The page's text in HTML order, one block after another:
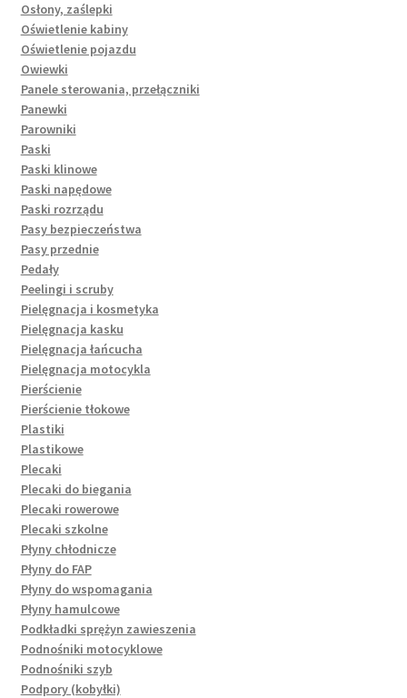
Osłony, zaślepki
Oświetlenie kabiny
Oświetlenie pojazdu
Owiewki
Panele sterowania, przełączniki
Panewki
Parowniki
Paski
Paski klinowe
Paski napędowe
Paski rozrządu
Pasy bezpieczeństwa
Pasy przednie
Pedały
Peelingi i scruby
Pielęgnacja i kosmetyka
Pielęgnacja kasku
Pielęgnacja łańcucha
Pielęgnacja motocykla
Pierścienie
Pierścienie tłokowe
Plastiki
Plastikowe
Plecaki
Plecaki do biegania
Plecaki rowerowe
Plecaki szkolne
Płyny chłodnicze
Płyny do FAP
Płyny do wspomagania
Płyny hamulcowe
Podkładki sprężyn zawieszenia
Podnośniki motocyklowe
Podnośniki szyb
Podpory (kobyłki)